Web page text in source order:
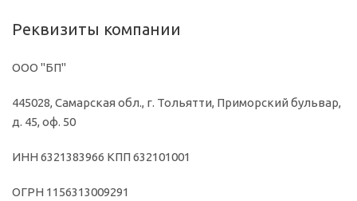
Реквизиты компании
ООО "БП"
445028, Самарская обл., г. Тольятти, Приморский бульвар,
д. 45, оф. 50
ИНН 6321383966 КПП 632101001
ОГРН 1156313009291